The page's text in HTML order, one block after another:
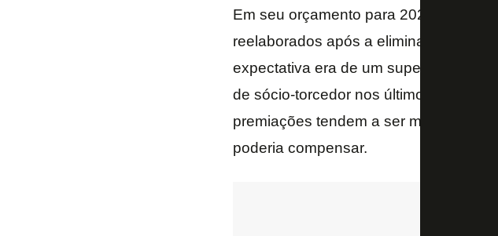
Em seu orçamento para 2020, o
reelaborados após a eliminação na
expectativa era de um superávit de
de sócio-torcedor nos últimos meses,
premiações tendem a ser mais baixos
poderia compensar.